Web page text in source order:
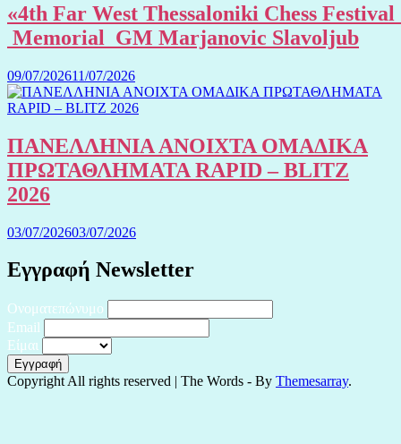
«4th Far West Thessaloniki Chess Festival
Memorial GM Marjanovic Slavoljub
09/07/202611/07/2026
ΠΑΝΕΛΛΗΝΙΑ ΑΝΟΙΧΤΑ ΟΜΑΔΙΚΑ
ΠΡΩΤΑΘΛΗΜΑΤΑ RAPID – BLITZ
2026
03/07/202603/07/2026
Εγγραφή Newsletter
Ονοματεπώνυμο
Email
Είμαι
Copyright All rights reserved | The Words - By Themesarray.